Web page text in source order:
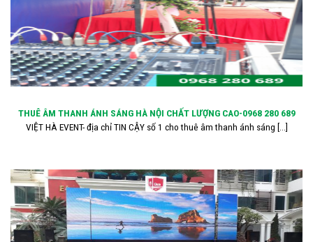
THUÊ ÂM THANH ÁNH SÁNG HÀ NỘI CHẤT LƯỢNG CAO-0968 280 689
VIỆT HÀ EVENT- địa chỉ TIN CẬY số 1 cho thuê âm thanh ánh sáng [...]